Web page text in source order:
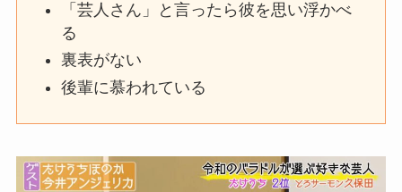
「芸人さん」と言ったら彼を思い浮かべ
る
裏表がない
後輩に慕われている